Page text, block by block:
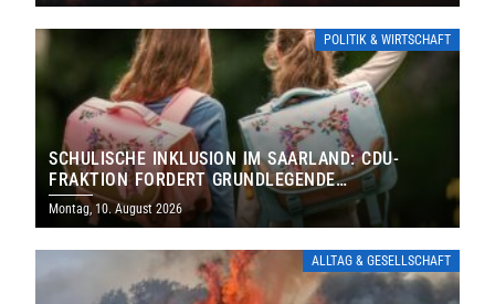
POLITIK & WIRTSCHAFT
SCHULISCHE INKLUSION IM SAARLAND: CDU-
FRAKTION FORDERT GRUNDLEGENDE
NEUAUFSTELLUNG
Montag, 10. August 2026
ALLTAG & GESELLSCHAFT